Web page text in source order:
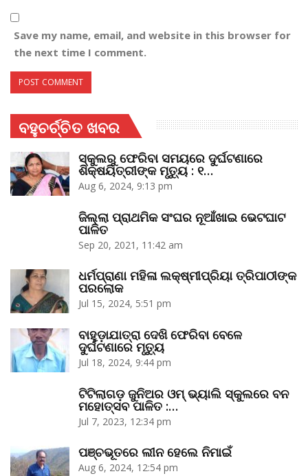
Save my name, email, and website in this browser for
the next time I comment.
ବହୁଚର୍ଚ୍ଚିତ ଖବର
ସ୍କୁଲରୁ ଫେରିବା ସମୟରେ ଦୁର୍ଘଟଣାରେ
ଶିକ୍ଷୟିତ୍ରୀଙ୍କ ମୃତ୍ୟୁ : ୧…
Aug 6, 2024, 9:13 pm
ଜିଲ୍ଲା ପ୍ରାଥମିକ ସଂଘର ନୂଆଁଖାଇ ଭେଟଘାଟ
ପାଳିତ
Sep 20, 2021, 11:42 am
ଧର୍ମପ୍ରାଣା ମହିଳା ଲକ୍ଷ୍ମୀପ୍ରିୟା ତ୍ରିପାଠୀଙ୍କ
ପରଲୋକ
Jul 15, 2024, 5:51 pm
ବାହୁଡ଼ାଯାତ୍ରା ଦେଖି ଫେରିବା ବେଳେ
ଦୁର୍ଘଟଣାରେ ମୃତ୍ୟୁ
Jul 18, 2024, 9:44 pm
ଟିଟିଲାଗଡ଼ ଜୁନିଅର ଓମ୍‌ ଭ୍ୟାଲି ସ୍କୁଲରେ ବନ
ମହୋତ୍ସବ ପାଳିତ :…
Jul 7, 2023, 12:34 pm
ପଞ୍ଚଭୂତରେ ଲୀନ ହେଲେ ନିମାଇଁ
Aug 6, 2024, 12:54 pm